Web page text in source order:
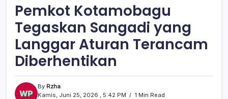
Pemkot Kotamobagu
Tegaskan Sangadi yang
Langgar Aturan Terancam
Diberhentikan
By Rzha
Kamis, Juni 25, 2026 , 5:42 PM
1 Min Read